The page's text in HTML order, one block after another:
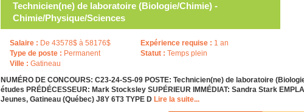
Technicien(ne) de laboratoire (Biologie/Chimie) -
Chimie/Physique/Sciences
Salaire : De 43578$ à 58176$
Type de poste : Permanent
Ville : Gatineau
Expérience requise : 1 an
Statut : Temps plein
NUMÉRO DE CONCOURS: C23-24-SS-09 POSTE: Technicien(ne) de laboratoire
études PRÉDÉCESSEUR: Mark Stocksley SUPÉRIEUR IMMÉDIAT: Sandra Stark
Jeunes, Gatineau (Québec) J8Y 6T3 TYPE D Lire la suite...